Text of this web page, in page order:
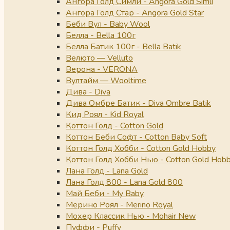
Ангора Голд Стар - Angora Gold Star
Беби Вул - Baby Wool
Белла - Bella 100г
Белла Батик 100г - Bella Batik
Велюто — Velluto
Верона - VERONA
Вултайм — Wooltime
Дива - Diva
Дива Омбре Батик - Diva Ombre Batik
Кид Роял - Kid Royal
Коттон Голд - Cotton Gold
Коттон Беби Софт - Cotton Baby Soft
Коттон Голд Хобби - Cotton Gold Hobby
Коттон Голд Хобби Нью - Cotton Gold
Лана Голд - Lana Gold
Лана Голд 800 - Lana Gold 800
Май Беби - My Baby
Мерино Роял - Merino Royal
Мохер Классик Нью - Mohair New
Пуффи - Puffy